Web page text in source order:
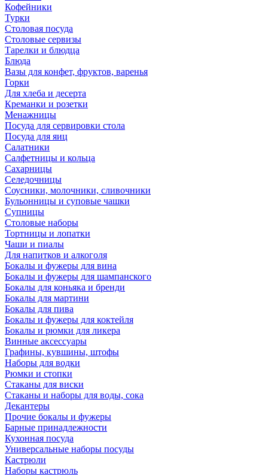
Кофейники
Турки
Столовая посуда
Столовые сервизы
Тарелки и блюдца
Блюда
Вазы для конфет, фруктов, варенья
Горки
Для хлеба и десерта
Креманки и розетки
Менажницы
Посуда для сервировки стола
Посуда для яиц
Салатники
Салфетницы и кольца
Сахарницы
Селедочницы
Соусники, молочники, сливочники
Бульонницы и суповые чашки
Супницы
Столовые наборы
Тортницы и лопатки
Чаши и пиалы
Для напитков и алкоголя
Бокалы и фужеры для вина
Бокалы и фужеры для шампанского
Бокалы для коньяка и бренди
Бокалы для мартини
Бокалы для пива
Бокалы и фужеры для коктейля
Бокалы и рюмки для ликера
Винные аксессуары
Графины, кувшины, штофы
Наборы для водки
Рюмки и стопки
Стаканы для виски
Стаканы и наборы для воды, сока
Декантеры
Прочие бокалы и фужеры
Барные принадлежности
Кухонная посуда
Универсальные наборы посуды
Кастрюли
Наборы кастрюль